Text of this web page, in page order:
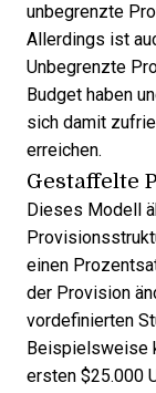
unbegrenzte
Allerdings ist
Unbegrenzte
Budget haben
sich damit
erreichen.
Gestaffelte
Dieses Modell
einen
der Provision
vordefinierten
Beispielsweise
ersten $25.000